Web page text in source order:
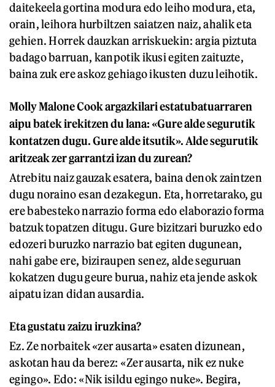
daitekeela gortina modura edo leiho modura, eta,
orain, leihora hurbiltzen saiatzen naiz, ahalik eta
gehien. Horrek dauzkan arriskuekin: argia piztuta
badago barruan, kanpotik ikusi egiten zaituzte,
baina zuk ere askoz gehiago ikusten duzu leihotik.
Molly Malone Cook argazkilari estatubatuarraren
aipu batek irekitzen du lana: «Gure alde segurutik
kontatzen dugu. Gure alde itsutik». Alde segurutik
aritzeak zer garrantzi izan du zurean?
Atrebitu naiz gauzak esatera, baina denok zaintzen
dugu noraino esan dezakegun. Eta, horretarako, gu
ere babesteko narrazio forma edo elaborazio forma
batzuk topatzen ditugu. Gure bizitzari buruzko edo
edozeri buruzko narrazio bat egiten dugunean,
nahi gabe ere, biziraupen senez, alde seguruan
kokatzen dugu geure burua, nahiz eta jende askok
aipatu izan didan ausardia.
Eta gustatu zaizu iruzkina?
Ez. Ze norbaitek «zer ausarta» esaten dizunean,
askotan hau da berez: «Zer ausarta, nik ez nuke
egingo». Edo: «Nik isildu egingo nuke». Begira,